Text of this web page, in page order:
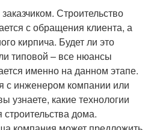
Строительство
с обращения клиента, а
кирпича. Будет ли это
типовой – все нюансы
именно на данном этапе.
с инженером компании или
узнаете, какие технологии
дома.